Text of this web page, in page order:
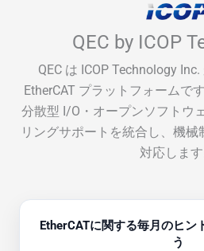
QEC by ICOP
QEC は ICOP Technology
EtherCAT プラットフォームで
分散型 I/O・オープンソフトウ
リングサポートを統合し、機
対応します
EtherCATに関する毎月のヒン
う